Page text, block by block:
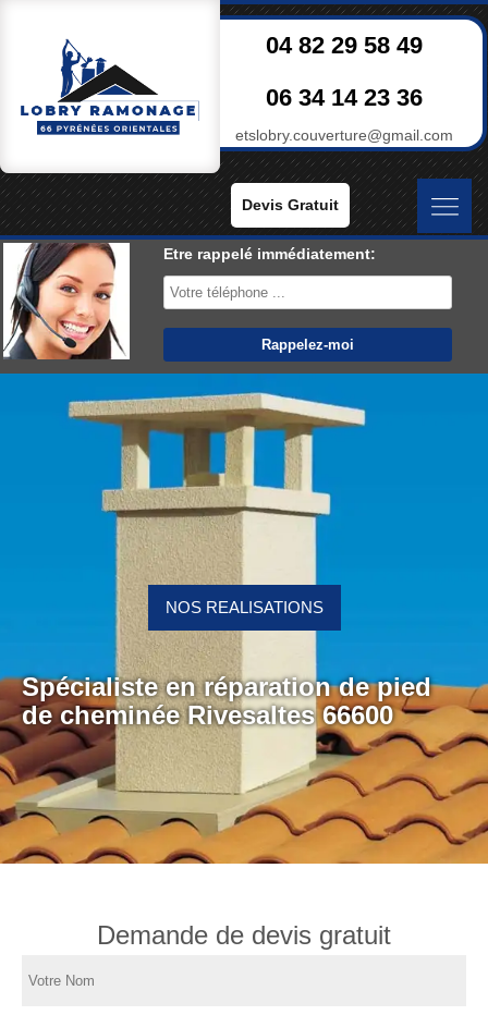
04 82 29 58 49
06 34 14 23 36
etslobry.couverture@gmail.com
Devis Gratuit
Etre rappelé immédiatement:
Spécialiste en réparation de pied
de cheminée Rivesaltes 66600
NOS REALISATIONS
Demande de devis gratuit